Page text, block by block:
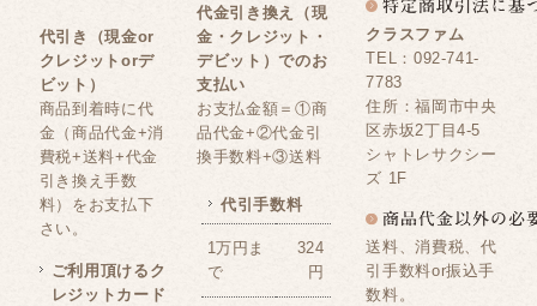
代引き（現金or
クレジットorデ
ビット）
商品到着時に代
金（商品代金+消
費税+送料+代金
引き換え手数
料）をお支払下
さい。
ご利用頂けるク
レジットカード
代金引き換え（現
金・クレジット・
デビット）でのお
支払い
お支払金額＝①商
品代金+②代金引
換手数料+③送料
代引手数料
1万円ま
で
324
円
クラスファム
TEL：092-741-
7783
住所：福岡市中央
区赤坂2丁目4-5
シャトレサクシー
ズ 1F
送料、消費税、代
引手数料or振込手
数料。